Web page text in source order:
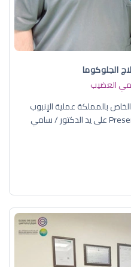
الجلوكوما
العضيب
بالمملكة عملية الإنبوب
المجهري "بريسرفلو" Preserflo Microshunt على يد الدكتور / سامي